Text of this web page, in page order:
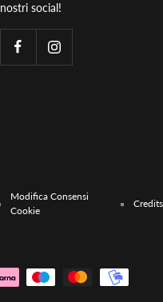
nostri social!
Modifica Consensi
Cookie
Credits